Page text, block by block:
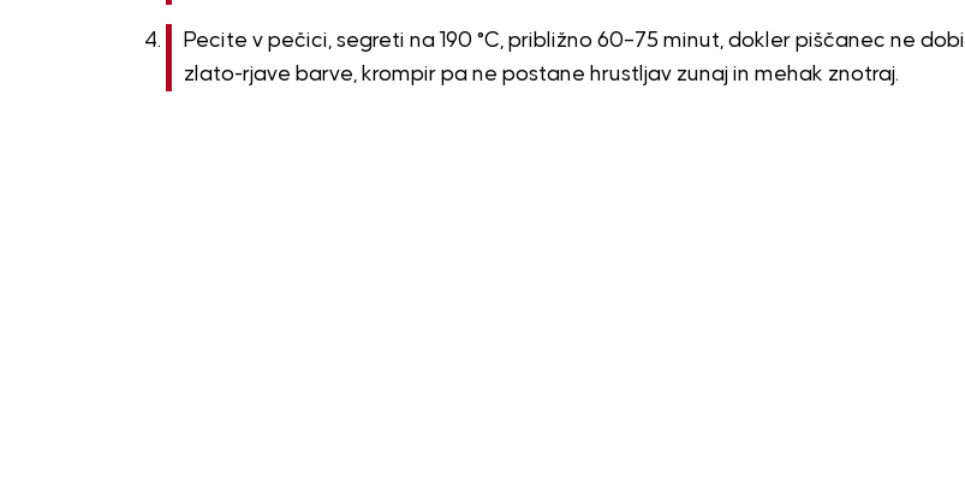
Pecite v pečici, segreti na 190 °C, približno 60–75 minut, dokler piščanec ne dobi
zlato-rjave barve, krompir pa ne postane hrustljav zunaj in mehak znotraj.